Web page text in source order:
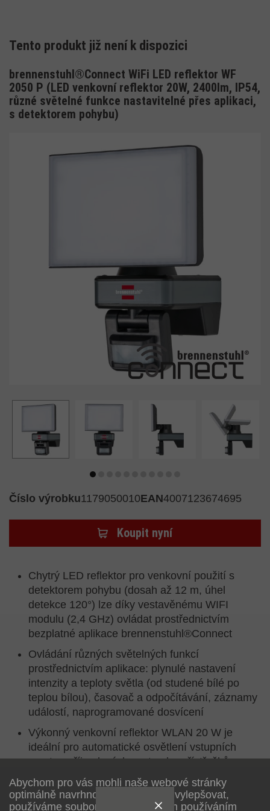
Abychom pro vás mohli naše webové stránky
optimálně navrhnout a neustále je vylepšovat,
používáme soubory cookie. Dalším používáním
Tento produkt již není k dispozici
brennenstuhl®Connect WiFi LED reflektor WF
2050 P (LED venkovní reflektor 20W, 2400lm, IP54,
různé světelné funkce nastavitelné přes aplikaci,
s detektorem pohybu)
Číslo výrobku1179050010EAN4007123674695
Koupit nyní
Chytrý LED reflektor pro venkovní použití s
detektorem pohybu (dosah až 12 m, úhel
detekce 120°) lze díky vestavěnému WIFI
modulu (2,4 GHz) ovládat prostřednictvím
bezplatné aplikace brennenstuhl®Connect
Ovládání různých světelných funkcí
prostřednictvím aplikace: plynulé nastavení
intenzity a teploty světla (od studené bílé po
teplou bílou), časovač a odpočítávání, záznamy
událostí, naprogramované dosvícení
Výkonný venkovní reflektor WLAN 20 W je
ideální pro automatické osvětlení vstupních
prostor, příjezdových cest nebo přístřešků pro
auta a také jako ochrana před vloupáním a
krádeží